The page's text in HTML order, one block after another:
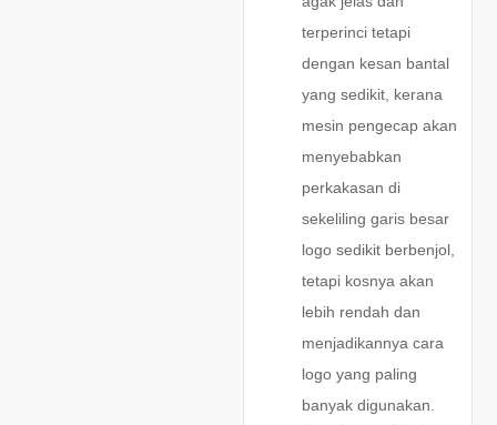
terperinci tetapi
dengan kesan bantal
yang sedikit, kerana
mesin pengecap akan
menyebabkan
perkakasan di
sekeliling garis besar
logo sedikit berbenjol,
tetapi kosnya akan
lebih rendah dan
menjadikannya cara
logo yang paling
banyak digunakan.